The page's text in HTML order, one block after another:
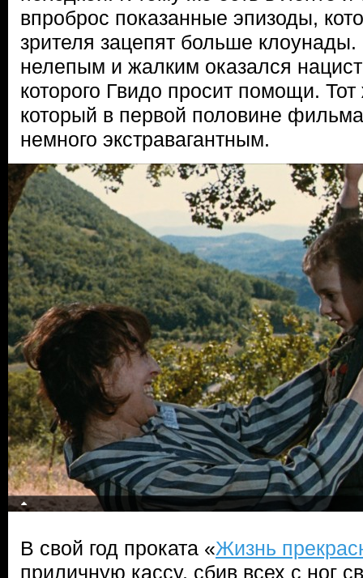
впроброс показанные эпизоды,
зрителя зацепят больше
нелепым и жалким оказался
которого Гвидо просит помощи.
который в первой половине
немного экстравагантным.
В свой год проката «Жизнь
приличную кассу, сбив всех с ног